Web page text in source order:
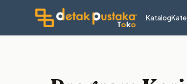
Katalog